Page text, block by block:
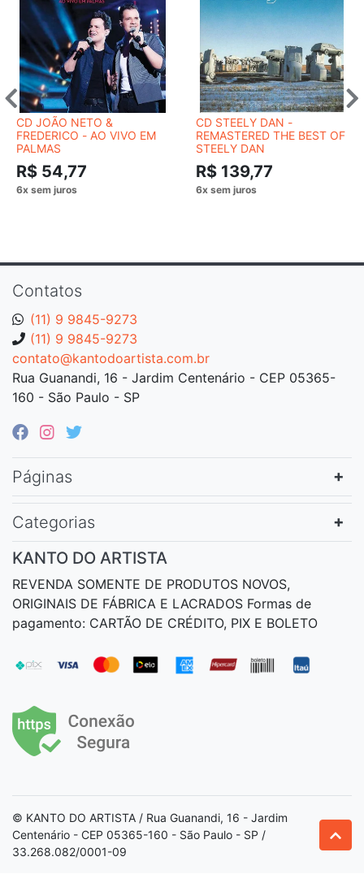
CD JOÃO NETO &
FREDERICO - AO VIVO EM
PALMAS
R$ 54,77
CD STEELY DAN ‎-
REMASTERED THE BEST OF
STEELY DAN
R$ 139,77
Contatos
(11) 9 9845-9273
(11) 9 9845-9273
contato@kantodoartista.com.br
Rua Guanandi, 16 - Jardim Centenário - CEP 05365-
160 - São Paulo - SP
Páginas
Categorias
KANTO DO ARTISTA
REVENDA SOMENTE DE PRODUTOS NOVOS,
ORIGINAIS DE FÁBRICA E LACRADOS Formas de
pagamento: CARTÃO DE CRÉDITO, PIX E BOLETO
© KANTO DO ARTISTA / Rua Guanandi, 16 - Jardim
Centenário - CEP 05365-160 - São Paulo - SP /
33.268.082/0001-09